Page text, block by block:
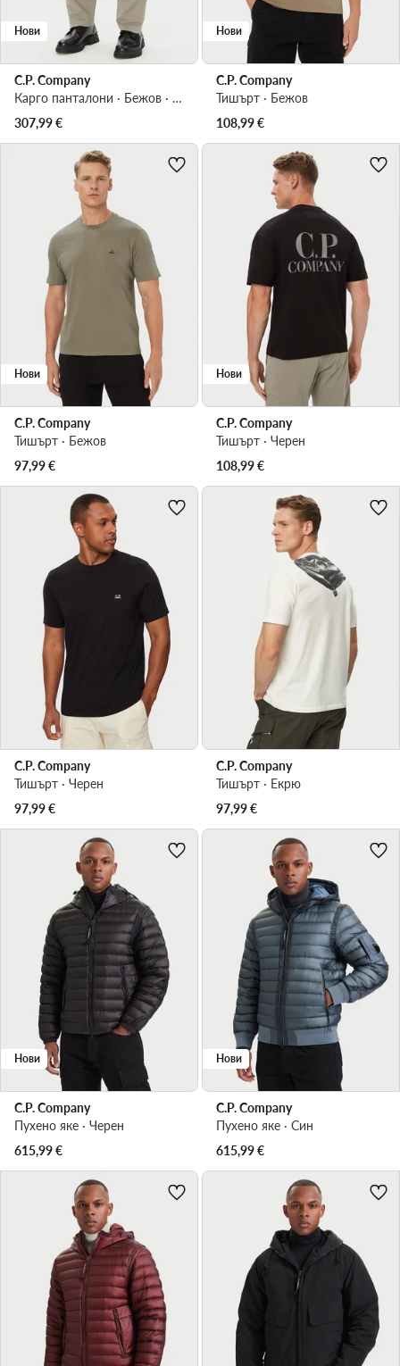
Нови
C.P. Company
Карго панталони · Бежов · Regular Fit
307,99€
Нови
C.P. Company
Тишърт · Бежов
108,99€
Нови
C.P. Company
Тишърт · Бежов
97,99€
Нови
C.P. Company
Тишърт · Черен
108,99€
C.P. Company
Тишърт · Черен
97,99€
C.P. Company
Тишърт · Екрю
97,99€
Нови
C.P. Company
Пухено яке · Черен
615,99€
Нови
C.P. Company
Пухено яке · Син
615,99€